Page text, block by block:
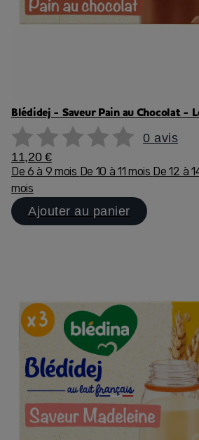
Blédidej - Saveur Pain au Chocolat -
0 avis
11,20 €
De 6 à 9 mois De 10 à 11 mois De 12 à
mois
Ajouter au panier